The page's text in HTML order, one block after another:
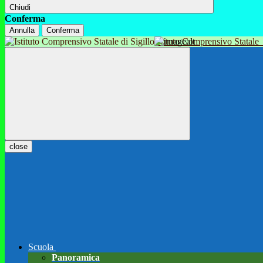
Chiudi
Conferma
Annulla Conferma
Istituto Comprensivo Statale
close
Scuola
Panoramica